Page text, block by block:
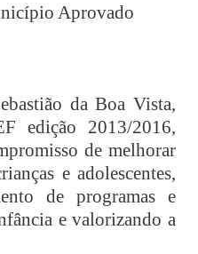
Aprovado
da Boa Vista,
edição 2013/2016,
de melhorar
e adolescentes,
de programas e
e valorizando a